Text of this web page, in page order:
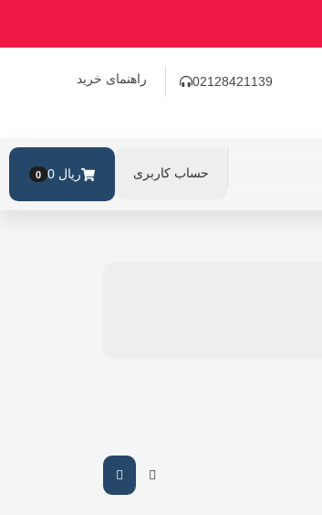
02128421139 راهنمای خرید
حساب کاربری 0 ریال 0